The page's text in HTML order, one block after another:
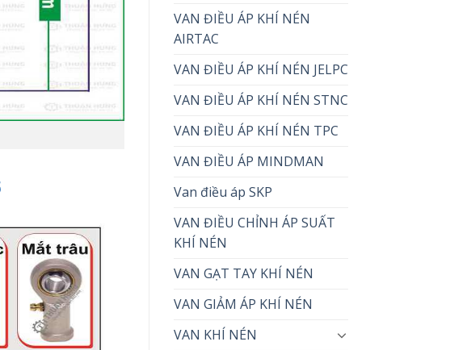
VAN ĐIỀU ÁP KHÍ NÉN
AIRTAC
VAN ĐIỀU ÁP KHÍ NÉN JELPC
VAN ĐIỀU ÁP KHÍ NÉN STNC
VAN ĐIỀU ÁP KHÍ NÉN TPC
VAN ĐIỀU ÁP MINDMAN
Van điều áp SKP
VAN ĐIỀU CHỈNH ÁP SUẤT
KHÍ NÉN
VAN GẠT TAY KHÍ NÉN
VAN GIẢM ÁP KHÍ NÉN
VAN KHÍ NÉN